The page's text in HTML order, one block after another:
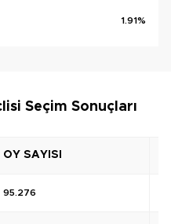
1.91%
Seçim Sonuçları
OY SAYISI
95.276